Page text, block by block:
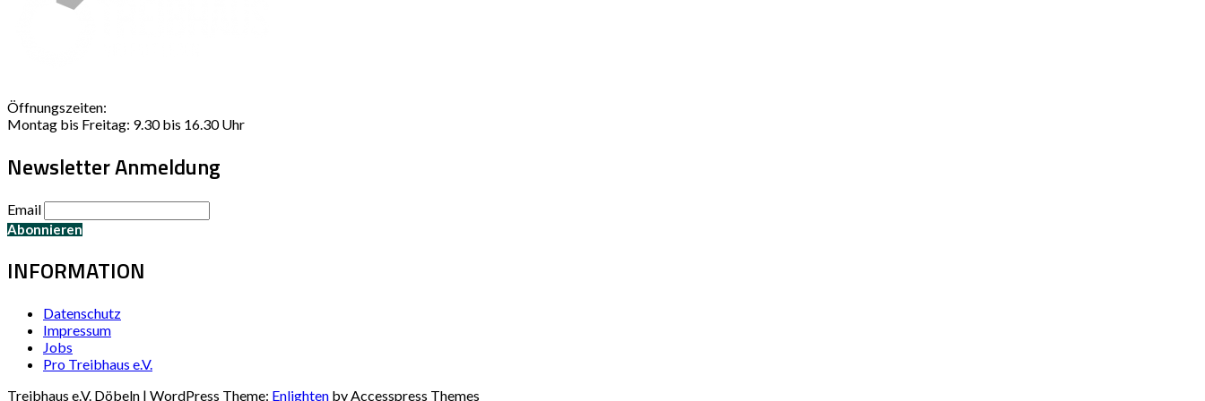
Öffnungszeiten:
Montag bis Freitag: 9.30 bis 16.30 Uhr
Newsletter Anmeldung
Email
INFORMATION
Datenschutz
Impressum
Jobs
Pro Treibhaus e.V.
Treibhaus e.V. Döbeln | WordPress Theme: Enlighten by Accesspress Themes